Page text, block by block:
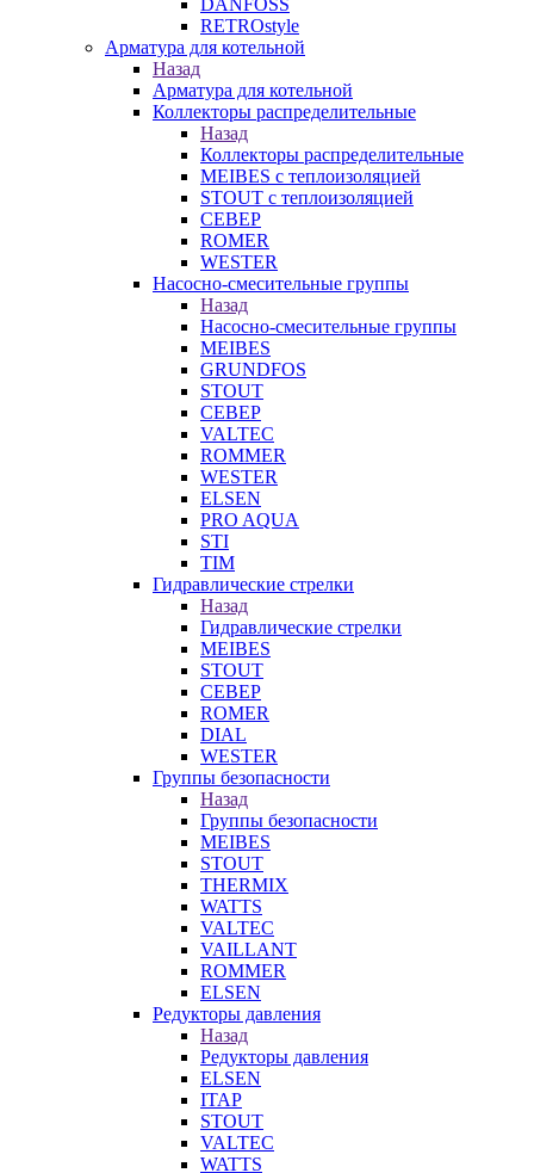
DANFOSS
RETROstyle
Арматура для котельной
Назад
Арматура для котельной
Коллекторы распределительные
Назад
Коллекторы распределительные
MEIBES с теплоизоляцией
STOUT с теплоизоляцией
СЕВЕР
ROMER
WESTER
Насосно-смесительные группы
Назад
Насосно-смесительные группы
MEIBES
GRUNDFOS
STOUT
СЕВЕР
VALTEC
ROMMER
WESTER
ELSEN
PRO AQUA
STI
TIM
Гидравлические стрелки
Назад
Гидравлические стрелки
MEIBES
STOUT
СЕВЕР
ROMER
DIAL
WESTER
Группы безопасности
Назад
Группы безопасности
MEIBES
STOUT
THERMIX
WATTS
VALTEC
VAILLANT
ROMMER
ELSEN
Редукторы давления
Назад
Редукторы давления
ELSEN
ITAP
STOUT
VALTEC
WATTS